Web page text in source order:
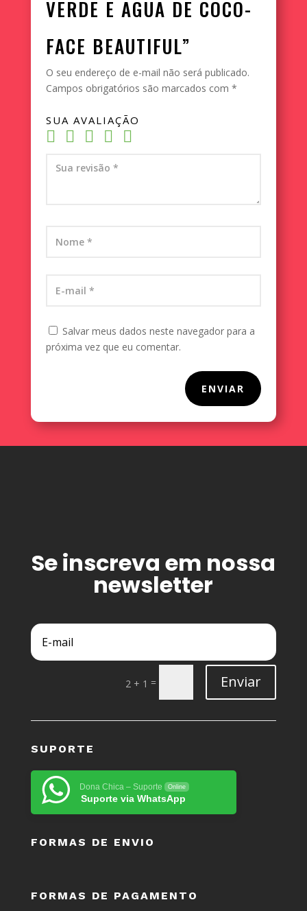
VERDE E AGUA DE COCO-
FACE BEAUTIFUL”
O seu endereço de e-mail não será publicado.
Campos obrigatórios são marcados com*
SUA AVALIAÇÃO
Salvar meus dados neste navegador para a
próxima vez que eu comentar.
ENVIAR
Se inscreva em nossa
newsletter
2 + 1 = Enviar
SUPORTE
Dona Chica – Suporte Online
Suporte via WhatsApp
FORMAS DE ENVIO
FORMAS DE PAGAMENTO